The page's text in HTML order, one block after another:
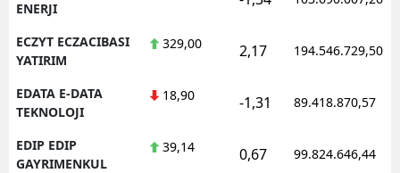
ENERJI
ECZYT ECZACIBASI
YATIRIM
329,00 2,17 194.546.729,50
EDATA E-DATA
TEKNOLOJI
18,90 -1,31 89.418.870,57
EDIP EDIP
GAYRIMENKUL
39,14 0,67 99.824.646,44